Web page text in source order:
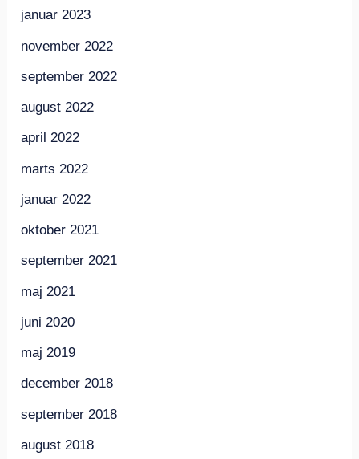
januar 2023
november 2022
september 2022
august 2022
april 2022
marts 2022
januar 2022
oktober 2021
september 2021
maj 2021
juni 2020
maj 2019
december 2018
september 2018
august 2018